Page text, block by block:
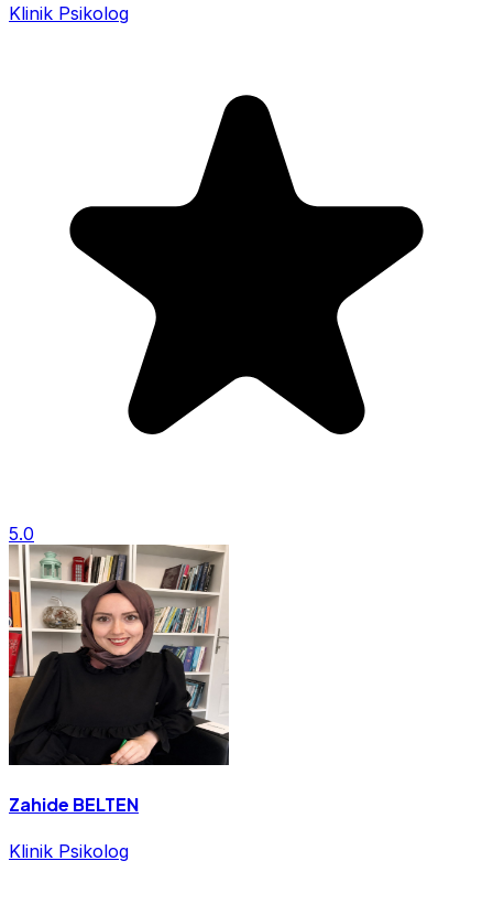
Klinik Psikolog
5.0
Zahide BELTEN
Klinik Psikolog